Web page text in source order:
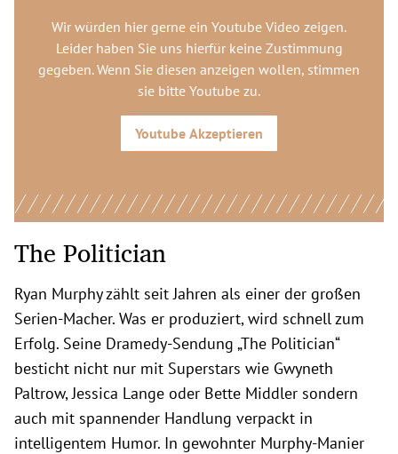
Wir würden hier gerne ein Youtube Video zeigen.
Leider haben Sie uns hierfür keine Zustimmung
gegeben. Wenn Sie diesen anzeigen wollen, stimmen
sie bitte Youtube zu.
Youtube Akzeptieren
The Politician
Ryan Murphy zählt seit Jahren als einer der großen
Serien-Macher. Was er produziert, wird schnell zum
Erfolg. Seine Dramedy-Sendung „The Politician“
besticht nicht nur mit Superstars wie Gwyneth
Paltrow, Jessica Lange oder Bette Middler sondern
auch mit spannender Handlung verpackt in
intelligentem Humor. In gewohnter Murphy-Manier